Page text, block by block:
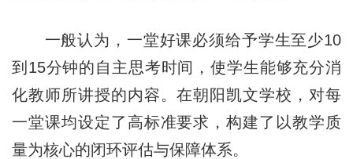
一般认为，一堂好课必须给予学生至少10
到15分钟的自主思考时间，使学生能够充分消
化教师所讲授的内容。在朝阳凯文学校，对每
一堂课均设定了高标准要求，构建了以教学质
量为核心的闭环评估与保障体系。